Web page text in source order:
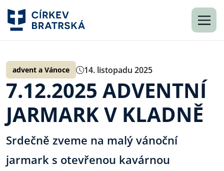
advent a Vánoce 14. listopadu 2025
7.12.2025 ADVENTNÍ
JARMARK V KLADNĚ
Srdečně zveme na malý vánoční
jarmark s otevřenou kavárnou